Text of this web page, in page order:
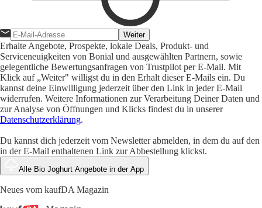
Weiter
Erhalte Angebote, Prospekte, lokale Deals, Produkt- und
Serviceneuigkeiten von Bonial und ausgewählten Partnern, sowie
gelegentliche Bewertungsanfragen von Trustpilot per E-Mail. Mit
Klick auf „Weiter" willigst du in den Erhalt dieser E-Mails ein. Du
kannst deine Einwilligung jederzeit über den Link in jeder E-Mail
widerrufen. Weitere Informationen zur Verarbeitung Deiner Daten und
zur Analyse von Öffnungen und Klicks findest du in unserer
Datenschutzerklärung.
Du kannst dich jederzeit vom Newsletter abmelden, in dem du auf den
in der E-Mail enthaltenen Link zur Abbestellung klickst.
Alle Bio Joghurt Angebote in der App
Neues vom kaufDA Magazin